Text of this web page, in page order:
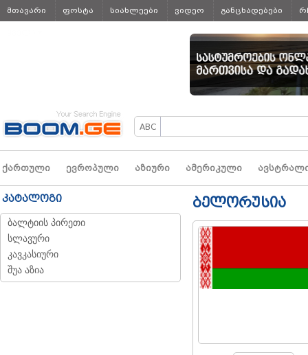
მთავარი ფოსტა სიახლეები ვიდეო განცხადებები
ქართული ევროპული აზიური ამერიკული
კატალოგი
ბალტიის პირეთი
სლავური
კავკასიური
შუა აზია
ბელორუსია